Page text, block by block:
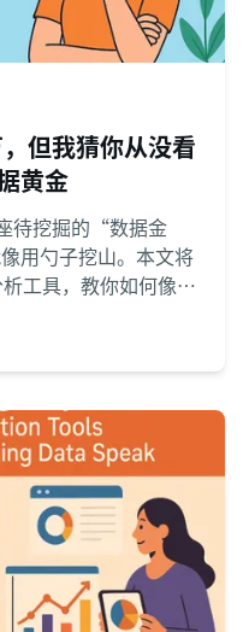
但我猜你从没看
黄金
待挖掘的“数据金
用勺子挖山。本文将
工具，教你如何像聊
南。